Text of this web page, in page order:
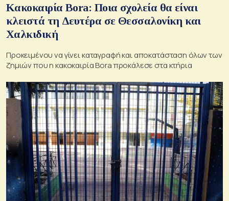
Κακοκαιρία Βora: Ποια σχολεία θα είναι
κλειστά τη Δευτέρα σε Θεσσαλονίκη και
Χαλκιδική
Προκειμένου να γίνει καταγραφή και αποκατάσταση όλων των
ζημιών που η κακοκαιρία Bora προκάλεσε στα κτήρια